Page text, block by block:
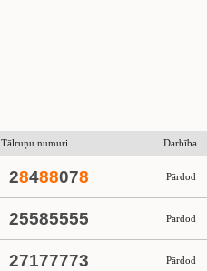
Tālruņu numuri Darbība
28488078 Pārdod
25585555 Pārdod
27177773 Pārdod